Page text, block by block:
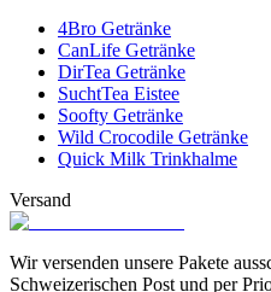
4Bro Getränke
CanLife Getränke
DirTea Getränke
SuchtTea Eistee
Soofty Getränke
Wild Crocodile Getränke
Quick Milk Trinkhalme
Versand
Wir versenden unsere Pakete
Schweizerischen Post und per